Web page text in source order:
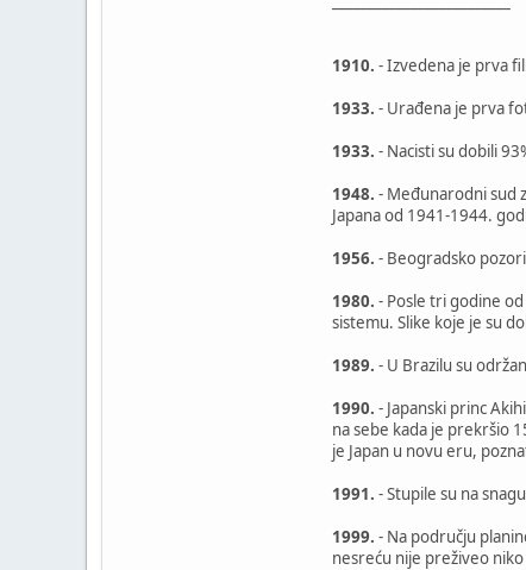
1910. - Izvedena je prva
1933. - Urađena je prva
1933. - Nacisti su dobili
1948. - Međunarodni sud
Japana od 1941-1944.
1956. - Beogradsko
1980. - Posle tri godine
sistemu. Slike koje je su
1989. - U Brazilu su
1990. - Japanski princ
na sebe kada je prekršio
je Japan u novu eru,
1991. - Stupile su na
1999. - Na području
nesreću nije preživeo